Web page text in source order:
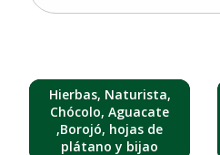
Hierbas, Naturista,
Chócolo, Aguacate
,Borojó, hojas de
plátano y bijao